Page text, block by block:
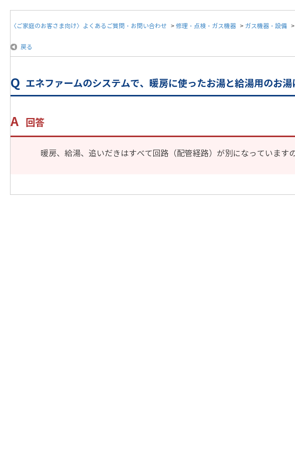
〈ご家庭のお客さま向け〉よくあるご質問・お問い合わせ >修理・点検・ガス機器 > ガス機器・設備 >
戻る
エネファームのシステムで、暖房に使ったお湯と給湯用のお湯
回答
暖房、給湯、追いだきはすべて回路（配管経路）が別になっています